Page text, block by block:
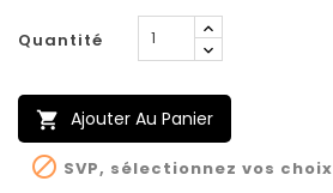
Quantité
 Ajouter Au Panier
 SVP, sélectionnez vos choix